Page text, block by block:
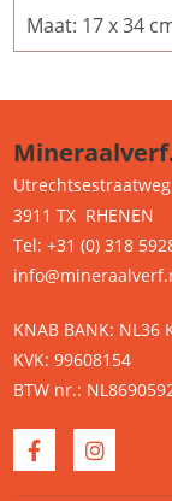
Maat: 17 x 34
3911 TX RHENEN
Tel: +31 (0) 318
KNAB BANK: NL36
KVK: 99608154
BTW nr.: